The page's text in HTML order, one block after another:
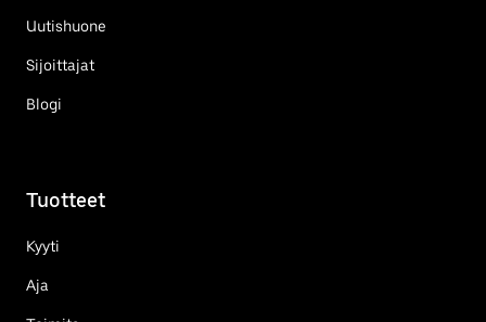
Uutishuone
Sijoittajat
Blogi
Tuotteet
Kyyti
Aja